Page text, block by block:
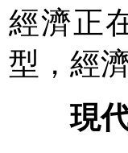
經濟正
型，經
現